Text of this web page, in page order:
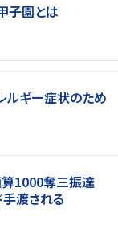
子園とは
ルギー症状のため
算1000奪三振達
渡される